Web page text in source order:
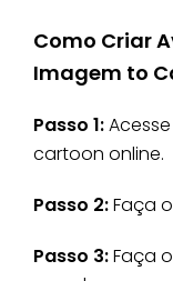
Como Criar
Imagem to
Passo 1:
cartoon online.
Passo 2:Faça
Passo 3:Faça